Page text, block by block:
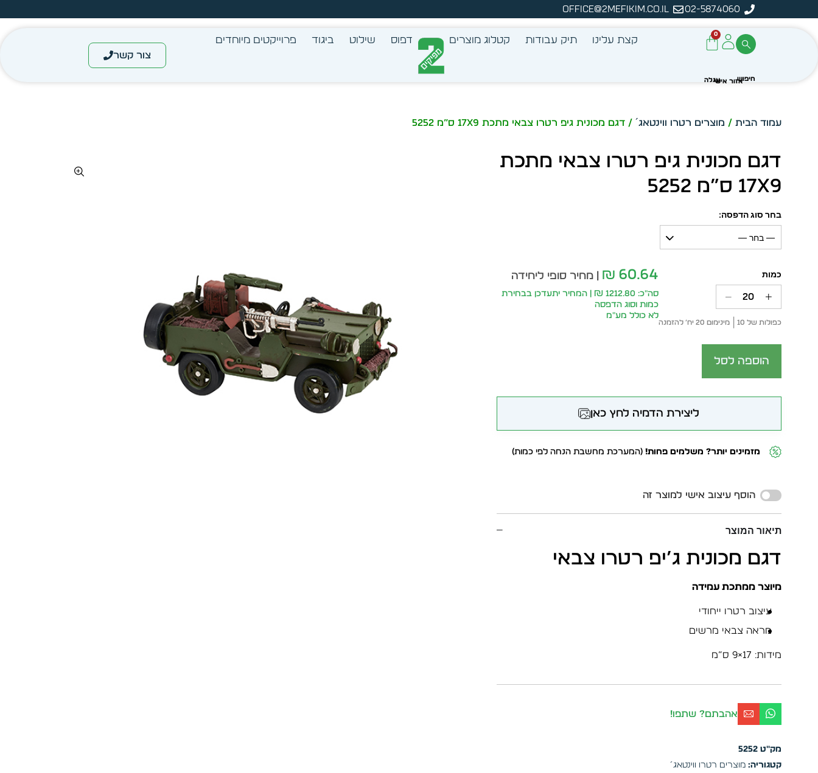
02-5874060
office@2mefikim.co.il
מיידית מתוך מלאי קיים
עצב בעצמך - הכן הדמייה לכל פריט בקלות מחיר מיידי- מותאם לפי כמות
0
קצת עלינו תיק עבודות קטלוג מוצרים דפוס שילוט ביגוד פרוייקטים מיוחדים
צור קשר
עמוד הבית / מוצרים רטרו ווינטאג´ / דגם מכונית גיפ רטרו צבאי מתכת 17X9 ס”מ 5252
דגם מכונית גיפ רטרו צבאי מתכת
17X9 ס”מ 5252
בחר סוג הדפסה:
— בחר —
כפולות של 10 מינימום 20 יח׳ להזמנה
₪ 60.64 | מחיר סופי ליחידה
סה״כ: 1212.80 ₪ | המחיר יתעדכן בבחירת
כמות וסוג הדפסה
לא כולל מע״מ
הוספה לסל
ליצירת הדמיה לחץ כאן
מזמינים יותר? משלמים פחות! (המערכת מחשבת הנחה לפי כמות)
הוסף עיצוב אישי למוצר זה
תיאור המוצר
דגם מכונית ג’יפ רטרו צבאי
מיוצר ממתכת עמידה
עיצוב רטרו ייחודי
מראה צבאי מרשים
מידות: 17×9 ס”מ
אהבתם? שתפו!
מק"ט5252
קטגוריה:מוצרים רטרו ווינטאג´